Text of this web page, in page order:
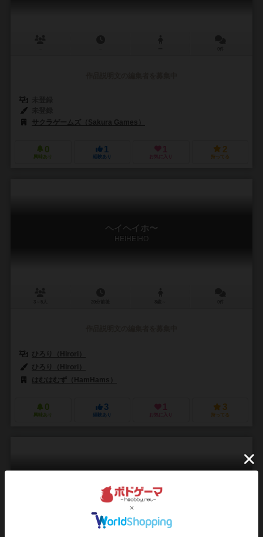
サクラゲームズ（Sakura Games）
0
興味あり
1
経験あり
1
お気に入り
2
持ってる
ヘイヘイホ〜
HEIHEIHO
ひろり（Hirori）
ひろり（Hirori）
はむはむず（HamHams）
0
興味あり
3
経験あり
1
お気に入り
3
持ってる
オワタ市の腹黒市長
Owata-shi no haraguro shicho